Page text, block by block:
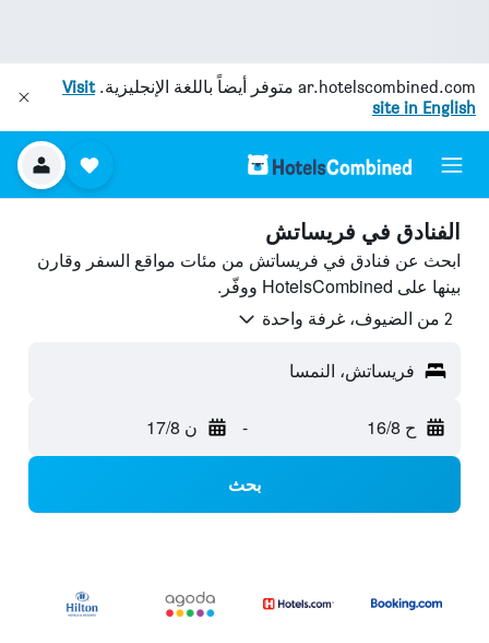
ar.hotelscombined.com متوفر أيضاً باللغة الإنجليزية.Visit
site in English
الفنادق في فريساتش
ابحث عن فنادق في فريساتش من مئات مواقع السفر وقارن
بينها على HotelsCombined ووفّر.
2 من الضيوف، غرفة واحدة
فريساتش، النمسا
ح 16/8 - ن 17/8
بحث